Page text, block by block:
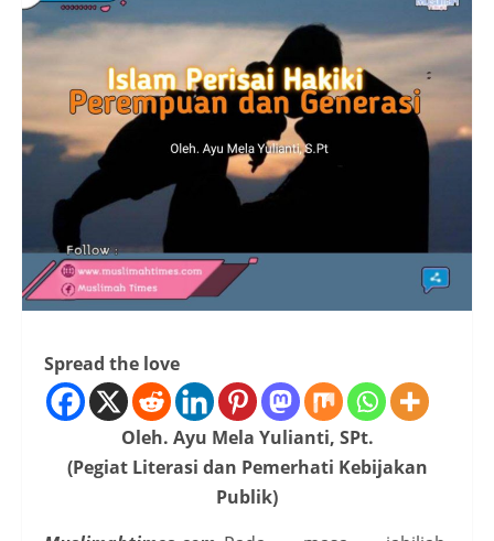
Spread the love
Oleh. Ayu Mela Yulianti, SPt.
(Pegiat Literasi dan Pemerhati Kebijakan
Publik)